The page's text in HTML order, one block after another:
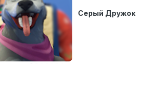
Серый Дружок